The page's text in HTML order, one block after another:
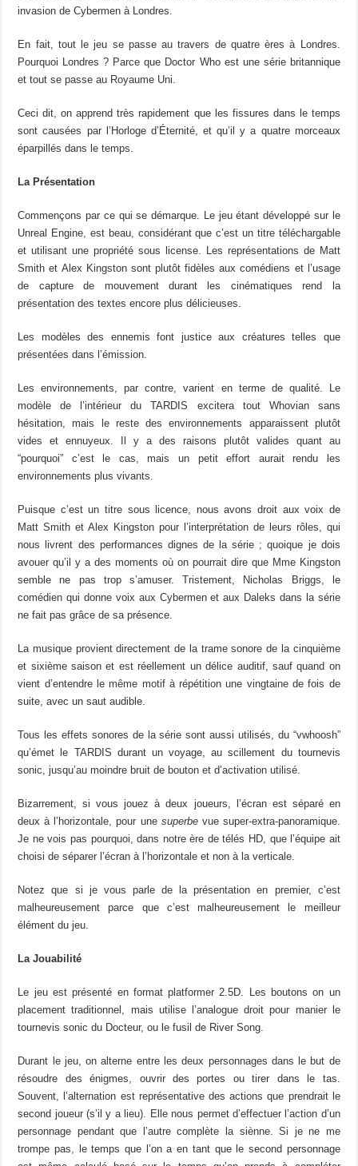
invasion de Cybermen à Londres.
En fait, tout le jeu se passe au travers de quatre ères à Londres.
Pourquoi Londres ? Parce que Doctor Who est une série britannique
et tout se passe au Royaume Uni.
Ceci dit, on apprend très rapidement que les fissures dans le temps
sont causées par l’Horloge d’Éternité, et qu’il y a quatre morceaux
éparpillés dans le temps.
La Présentation
Commençons par ce qui se démarque. Le jeu étant développé sur le
Unreal Engine, est beau, considérant que c’est un titre téléchargable
et utilisant une propriété sous license. Les représentations de Matt
Smith et Alex Kingston sont plutôt fidèles aux comédiens et l’usage
de capture de mouvement durant les cinématiques rend la
présentation des textes encore plus délicieuses.
Les modèles des ennemis font justice aux créatures telles que
présentées dans l’émission.
Les environnements, par contre, varient en terme de qualité. Le
modèle de l’intérieur du TARDIS excitera tout Whovian sans
hésitation, mais le reste des environnements apparaissent plutôt
vides et ennuyeux. Il y a des raisons plutôt valides quant au
“pourquoi” c’est le cas, mais un petit effort aurait rendu les
environnements plus vivants.
Puisque c’est un titre sous licence, nous avons droit aux voix de
Matt Smith et Alex Kingston pour l’interprétation de leurs rôles, qui
nous livrent des performances dignes de la série ; quoique je dois
avouer qu’il y a des moments où on pourrait dire que Mme Kingston
semble ne pas trop s’amuser. Tristement, Nicholas Briggs, le
comédien qui donne voix aux Cybermen et aux Daleks dans la série
ne fait pas grâce de sa présence.
La musique provient directement de la trame sonore de la cinquième
et sixième saison et est réellement un délice auditif, sauf quand on
vient d’entendre le même motif à répétition une vingtaine de fois de
suite, avec un saut audible.
Tous les effets sonores de la série sont aussi utilisés, du “vwhoosh”
qu’émet le TARDIS durant un voyage, au scillement du tournevis
sonic, jusqu’au moindre bruit de bouton et d’activation utilisé.
Bizarrement, si vous jouez à deux joueurs, l’écran est séparé en
deux à l’horizontale, pour une superbevue super-extra-panoramique.
Je ne vois pas pourquoi, dans notre ère de télés HD, que l’équipe ait
choisi de séparer l’écran à l’horizontale et non à la verticale.
Notez que si je vous parle de la présentation en premier, c’est
malheureusement parce que c’est malheureusement le meilleur
élément du jeu.
La Jouabilité
Le jeu est présenté en format platformer 2.5D. Les boutons on un
placement traditionnel, mais utilise l’analogue droit pour manier le
tournevis sonic du Docteur, ou le fusil de River Song.
Durant le jeu, on alterne entre les deux personnages dans le but de
résoudre des énigmes, ouvrir des portes ou tirer dans le tas.
Souvent, l’alternation est représentative des actions que prendrait le
second joueur (s’il y a lieu). Elle nous permet d’effectuer l’action d’un
personnage pendant que l’autre complète la siènne. Si je ne me
trompe pas, le temps que l’on a en tant que le second personnage